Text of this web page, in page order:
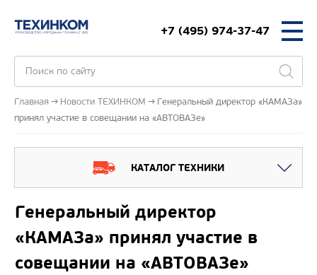
+7 (495) 974-37-47
Главная Новости ТЕХИНКОМ
Генеральный директор «КАМАЗа»
принял участие в совещании на «АВТОВАЗе»
КАТАЛОГ ТЕХНИКИ
Генеральный директор
«КАМАЗа» принял участие в
совещании на «АВТОВАЗе»